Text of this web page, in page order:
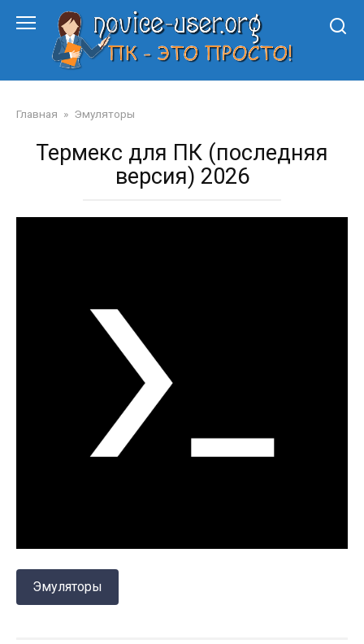
Главная » Эмуляторы
Термекс для ПК (последняя
версия) 2026
Эмуляторы